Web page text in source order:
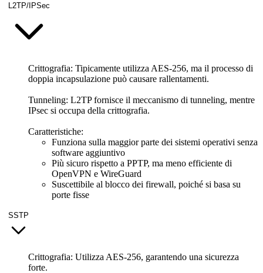
L2TP/IPSec
Crittografia: Tipicamente utilizza AES-256, ma il processo di
doppia incapsulazione può causare rallentamenti.
Tunneling: L2TP fornisce il meccanismo di tunneling, mentre
IPsec si occupa della crittografia.
Caratteristiche:
Funziona sulla maggior parte dei sistemi operativi senza
software aggiuntivo
Più sicuro rispetto a PPTP, ma meno efficiente di
OpenVPN e WireGuard
Suscettibile al blocco dei firewall, poiché si basa su
porte fisse
SSTP
Crittografia: Utilizza AES-256, garantendo una sicurezza
forte.